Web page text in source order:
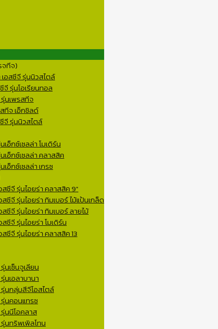
จทีจ)
อสซีจี รุ่นนิวสไตล์
จี รุ่นโอเรียนทอล
นเพรสทีจ
ทีจ เอ็กชิลด์
จี รุ่นนิวสไตล์
อ็กซ์เซลล่า โมเดิร์น
เอ็กซ์เซลล่า คลาสสิค
อ็กซ์เซลล่า เกรซ
สซีจี รุ่นไอยร่า คลาสสิค 9″
ซีจี รุ่นไอยร่า ทิมเบอร์ ไม้แป้นเกล็ด
ซีจี รุ่นไอยร่า ทิมเบอร์ ลายไม้
ซีจี รุ่นไอยร่า โมเดิร์น
ซีจี รุ่นไอยร่า คลาสสิค 13
นเซ็นจูเลียน
นเอลาบานา
นกลุ่มสีจีโอสไตล์
นคอนแทรซ
นนีโอคลาส
นทริพเพิลโทน